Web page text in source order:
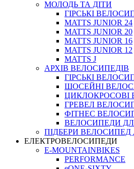
МОЛОДЬ ТА ДІТИ
ГIРСЬКI
MATTS JUNIOR 24
MATTS JUNIOR 20
MATTS JUNIOR 16
MATTS JUNIOR 12
MATTS J
АРХIВ ВЕЛОСИПЕДIВ
ГІРСЬКІ
ШОСЕЙНІ
ЦИКЛОКРОСОВІ
ГРЕВЕЛ
ФІТНЕС
ВЕЛОСИПЕДИ
ПIДБЕРИ ВЕЛОСИПЕД
ЕЛЕКТРОВЕЛОСИПЕДИ
E-MOUNTAINBIKES
PERFORMANCE